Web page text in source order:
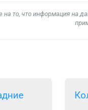
то, что информация на